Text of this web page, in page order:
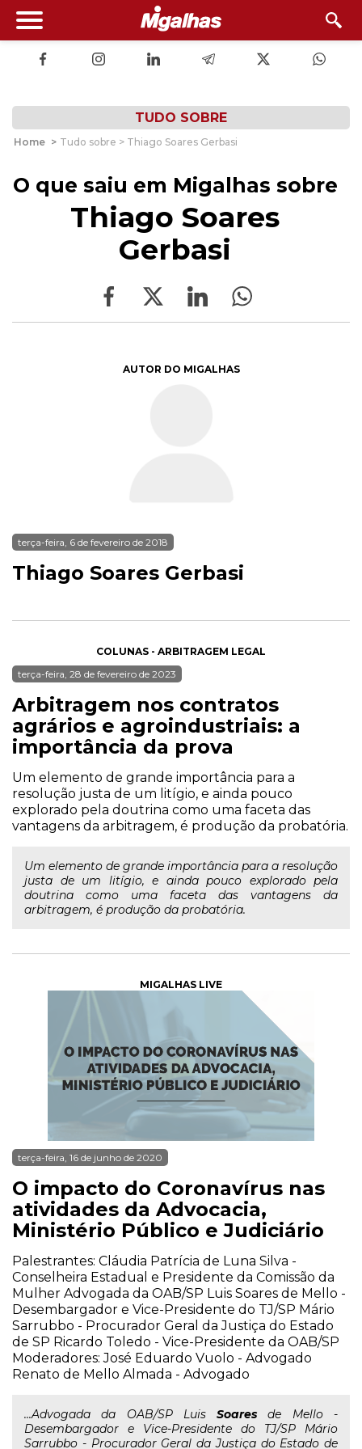
TUDO SOBRE
Home > Tudo sobre > Thiago Soares Gerbasi
O que saiu em Migalhas sobre
Thiago Soares
Gerbasi
AUTOR DO MIGALHAS
terça-feira, 6 de fevereiro de 2018
Thiago Soares Gerbasi
COLUNAS - ARBITRAGEM LEGAL
terça-feira, 28 de fevereiro de 2023
Arbitragem nos contratos
agrários e agroindustriais: a
importância da prova
Um elemento de grande importância para a
resolução justa de um litígio, e ainda pouco
explorado pela doutrina como uma faceta das
vantagens da arbitragem, é produção da probatória.
Um elemento de grande importância para a resolução
justa de um litígio, e ainda pouco explorado pela
doutrina como uma faceta das vantagens da
arbitragem, é produção da probatória.
MIGALHAS LIVE
terça-feira, 16 de junho de 2020
O impacto do Coronavírus nas
atividades da Advocacia,
Ministério Público e Judiciário
Palestrantes: Cláudia Patrícia de Luna Silva -
Conselheira Estadual e Presidente da Comissão da
Mulher Advogada da OAB/SP Luis Soares de Mello -
Desembargador e Vice-Presidente do TJ/SP Mário
Sarrubbo - Procurador Geral da Justiça do Estado
de SP Ricardo Toledo - Vice-Presidente da OAB/SP
Moderadores: José Eduardo Vuolo - Advogado
Renato de Mello Almada - Advogado
...Advogada da OAB/SP LuisSoares de Mello -
Desembargador e Vice-Presidente do TJ/SP Mário
Sarrubbo - Procurador Geral da Justiça do Estado de